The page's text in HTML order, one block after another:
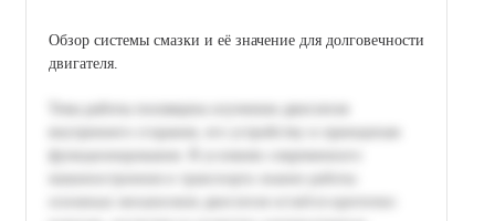
Обзор системы смазки и её значение для долговечности
двигателя.